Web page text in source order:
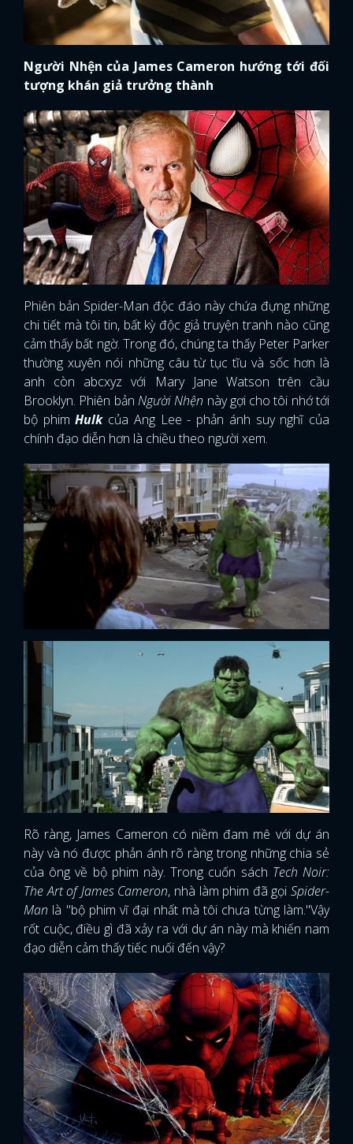
Người Nhện của James Cameron hướng tới đối
tượng khán giả trưởng thành
Phiên bản Spider-Man độc đáo này chứa đựng những
chi tiết mà tôi tin, bất kỳ độc giả truyện tranh nào cũng
cảm thấy bất ngờ. Trong đó, chúng ta thấy Peter Parker
thường xuyên nói những câu từ tục tĩu và sốc hơn là
anh còn abcxyz với Mary Jane Watson trên cầu
Brooklyn. Phiên bản Người Nhện này gợi cho tôi nhớ tới
bộ phimHulk của Ang Lee - phản ánh suy nghĩ của
chính đạo diễn hơn là chiều theo người xem.
Rõ ràng, James Cameron có niềm đam mê với dự án
này và nó được phản ánh rõ ràng trong những chia sẻ
của ông về bộ phim này. Trong cuốn sách Tech Noir:
The Art of James Cameron, nhà làm phim đã gọiSpider-
Man là "bộ phim vĩ đại nhất mà tôi chưa từng làm."Vậy
rốt cuộc, điều gì đã xảy ra với dự án này mà khiến nam
đạo diễn cảm thấy tiếc nuối đến vậy?